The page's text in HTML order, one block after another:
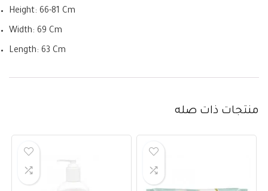
Height: 66-81 Cm
Width: 69 Cm
Length: 63 Cm
منتجات ذات صله